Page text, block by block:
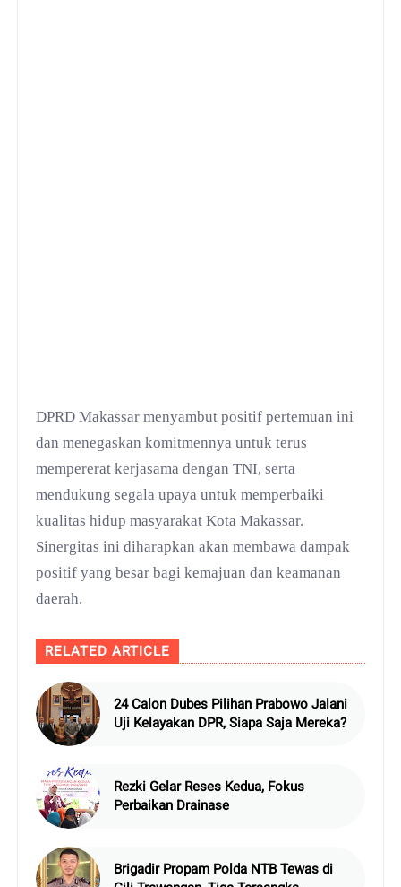
DPRD Makassar menyambut positif pertemuan ini
dan menegaskan komitmennya untuk terus
mempererat kerjasama dengan TNI, serta
mendukung segala upaya untuk memperbaiki
kualitas hidup masyarakat Kota Makassar.
Sinergitas ini diharapkan akan membawa dampak
positif yang besar bagi kemajuan dan keamanan
daerah.
RELATED ARTICLE
24 Calon Dubes Pilihan Prabowo Jalani
Uji Kelayakan DPR, Siapa Saja Mereka?
Rezki Gelar Reses Kedua, Fokus
Perbaikan Drainase
Brigadir Propam Polda NTB Tewas di